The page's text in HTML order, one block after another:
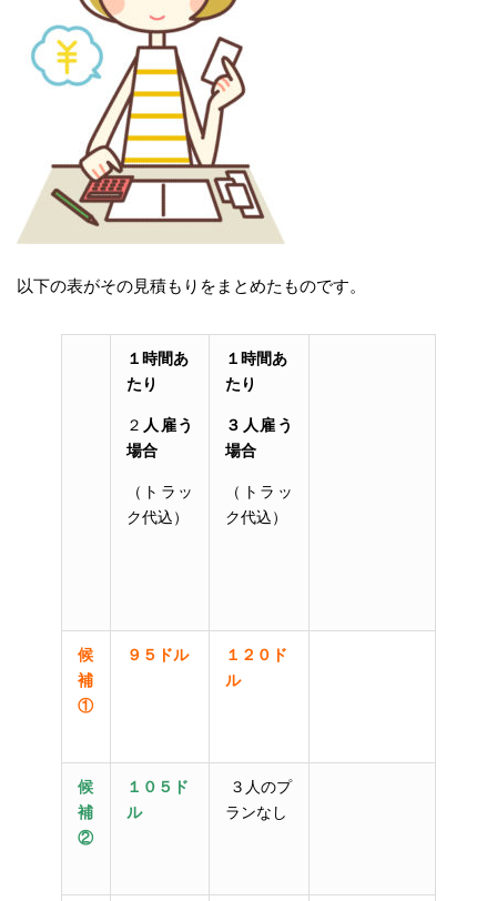
以下の表がその見積もりをまとめたものです。
１時間あ
たり
２ 人雇う
場合
（トラッ
ク代込）
１時間あ
たり
３人雇う
場合
（トラッ
ク代込）
候
補
①
９５ドル
１２０ド
ル
候
補
②
１０５ド
ル
３人のプ
ランなし